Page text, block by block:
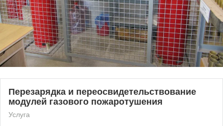
Перезарядка и переосвидетельствование
модулей газового пожаротушения
Услуга